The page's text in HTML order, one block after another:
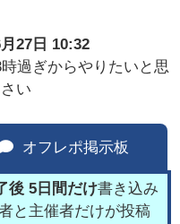
27日 10:32
過ぎからやりたいと思
い
オフレポ掲示板
後 5日間だけ書き込み
と主催者だけが投稿